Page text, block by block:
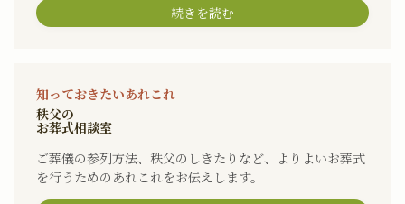
続きを読む
知っておきたいあれこれ
秩父の
お葬式相談室
ご葬儀の参列方法、秩父のしきたりなど、よりよいお葬式
を行うためのあれこれをお伝えします。